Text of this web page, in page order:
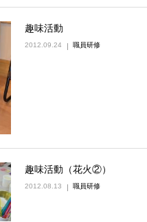
趣味活動
2012.09.24 職員研修
趣味活動（花火②）
2012.08.13 職員研修